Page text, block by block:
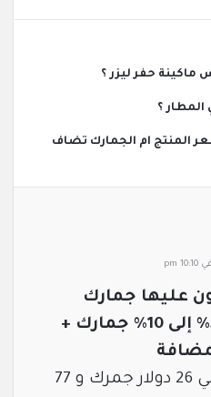
ماكينة حفر ليزر ؟
؟
المنتج ام الجمارك تضاف
عليها جمارك
بحسب المواصفات 5% إلى 10% جمارك +
يعني هتدفع عليها حوالي 26 دولار جمرك و 77